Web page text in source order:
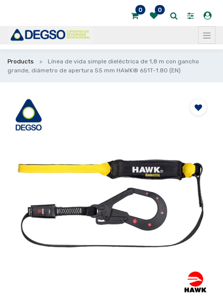
0 0
Products
Línea de vida simple dieléctrica de 1,8 m con gancho
grande, diámetro de apertura 55 mm HAWK® 651T-1.80 (EN)